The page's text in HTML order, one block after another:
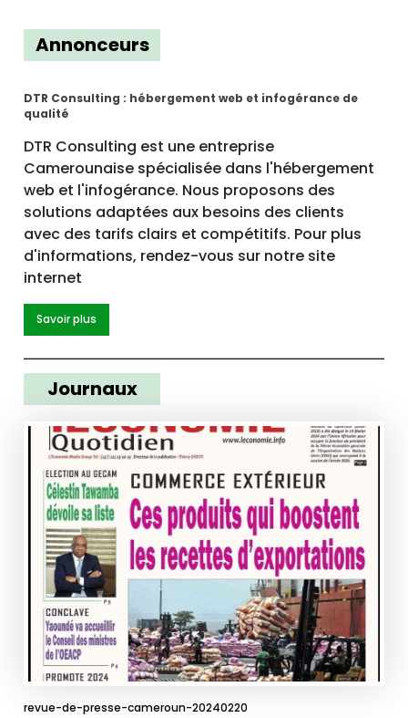
Annonceurs
DTR Consulting : hébergement web et infogérance de
qualité
DTR Consulting est une entreprise
Camerounaise spécialisée dans l'hébergement
web et l'infogérance. Nous proposons des
solutions adaptées aux besoins des clients
avec des tarifs clairs et compétitifs. Pour plus
d'informations, rendez-vous sur notre site
internet
Savoir plus
Journaux
revue-de-presse-cameroun-20240220